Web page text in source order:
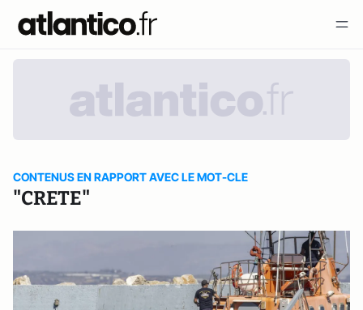
CONTENUS EN RAPPORT AVEC LE MOT-CLE
"CRETE"